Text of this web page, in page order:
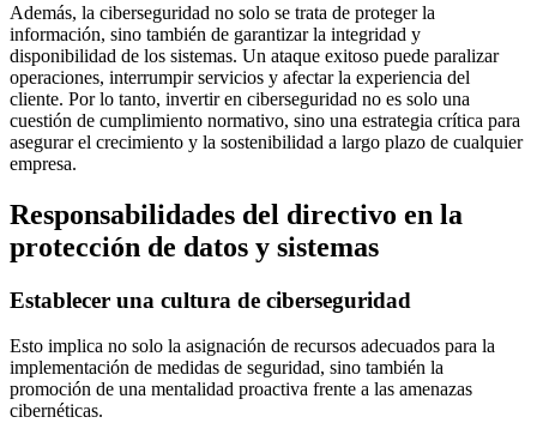
Además, la ciberseguridad no solo se trata de proteger la
información, sino también de garantizar la integridad y
disponibilidad de los sistemas. Un ataque exitoso puede paralizar
operaciones, interrumpir servicios y afectar la experiencia del
cliente. Por lo tanto, invertir en ciberseguridad no es solo una
cuestión de cumplimiento normativo, sino una estrategia crítica para
asegurar el crecimiento y la sostenibilidad a largo plazo de cualquier
empresa.
Responsabilidades del directivo en la
protección de datos y sistemas
Establecer una cultura de ciberseguridad
Esto implica no solo la asignación de recursos adecuados para la
implementación de medidas de seguridad, sino también la
promoción de una mentalidad proactiva frente a las amenazas
cibernéticas.